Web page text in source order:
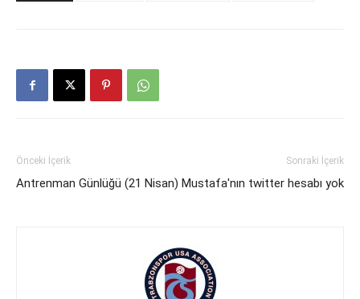
Önceki İçerik
Antrenman Günlüğü (21 Nisan)
Sonraki İçerik
Mustafa'nın twitter hesabı yok